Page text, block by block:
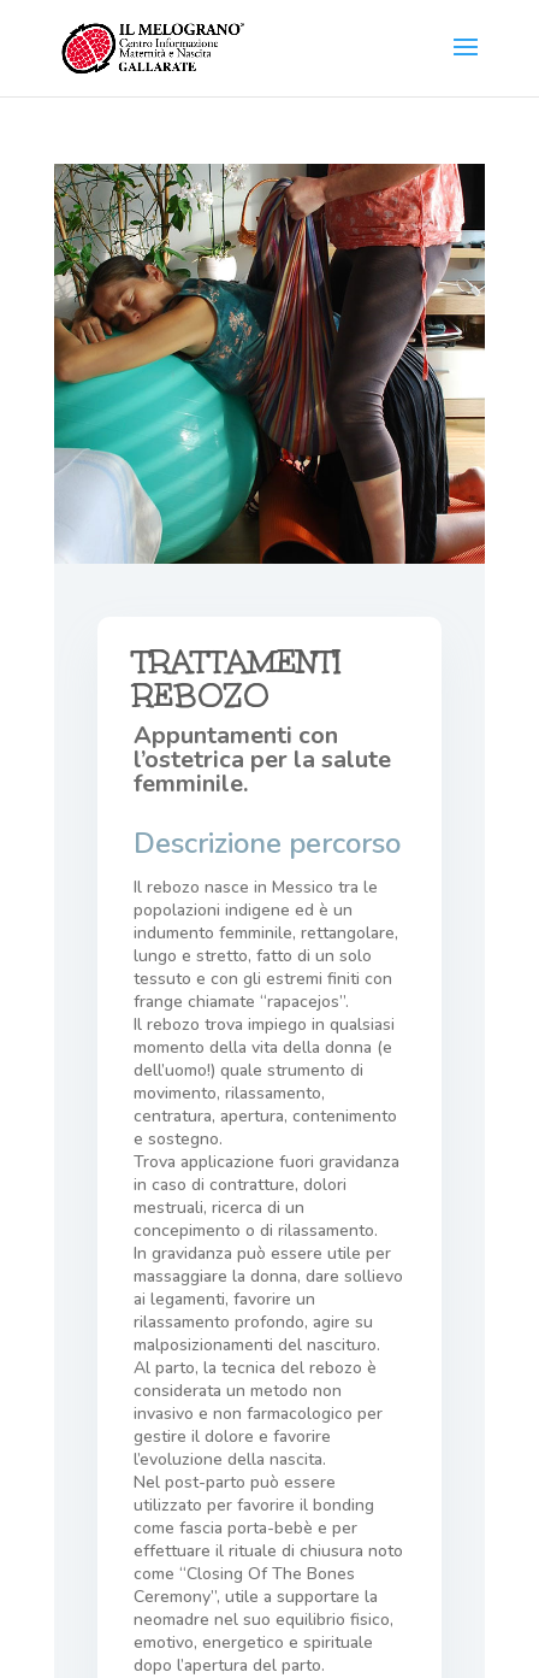
TRATTAMENTI
REBOZO
Appuntamenti con
l’ostetrica per la salute
femminile.
Descrizione percorso
Il rebozo nasce in Messico tra le
popolazioni indigene ed è un
indumento femminile, rettangolare,
lungo e stretto, fatto di un solo
tessuto e con gli estremi finiti con
frange chiamate “rapacejos”.
Il rebozo trova impiego in qualsiasi
momento della vita della donna (e
dell’uomo!) quale strumento di
movimento, rilassamento,
centratura, apertura, contenimento
e sostegno.
Trova applicazione fuori gravidanza
in caso di contratture, dolori
mestruali, ricerca di un
concepimento o di rilassamento.
In gravidanza può essere utile per
massaggiare la donna, dare sollievo
ai legamenti, favorire un
rilassamento profondo, agire su
malposizionamenti del nascituro.
Al parto, la tecnica del rebozo è
considerata un metodo non
invasivo e non farmacologico per
gestire il dolore e favorire
l’evoluzione della nascita.
Nel post-parto può essere
utilizzato per favorire il bonding
come fascia porta-bebè e per
effettuare il rituale di chiusura noto
come “Closing Of The Bones
Ceremony”, utile a supportare la
neomadre nel suo equilibrio fisico,
emotivo, energetico e spirituale
dopo l’apertura del parto.